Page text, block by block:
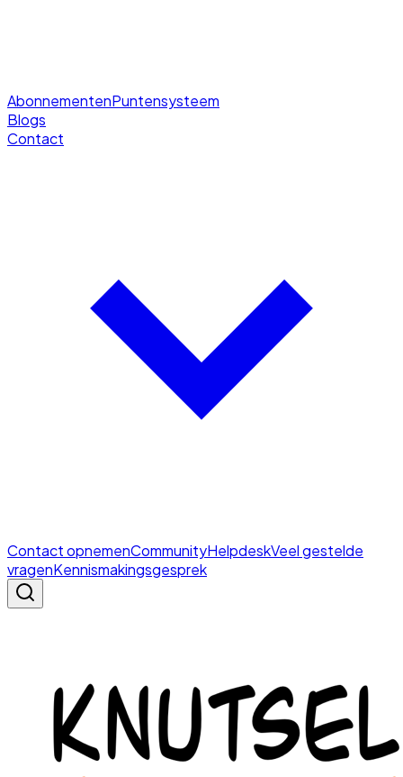
AbonnementenPuntensysteem
Blogs
Contact
Contact opnemenCommunityHelpdeskVeel gestelde
vragenKennismakingsgesprek